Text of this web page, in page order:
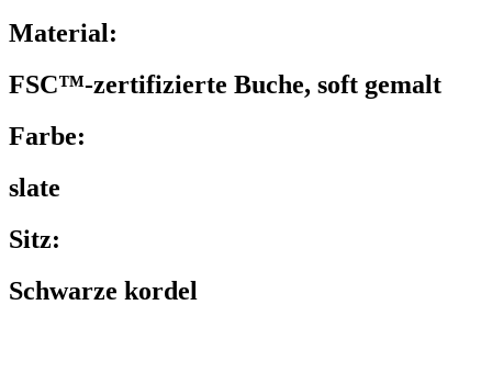
Material:
FSC™-zertifizierte Buche, soft gemalt
Farbe:
slate
Sitz:
Schwarze kordel